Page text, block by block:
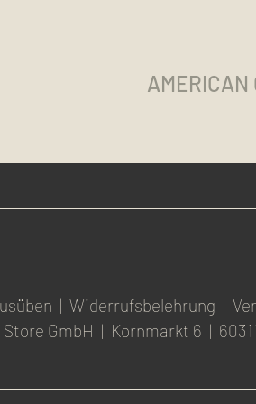
AMERICAN
| Widerrufsbelehrung |
GmbH | Kornmarkt 6 |